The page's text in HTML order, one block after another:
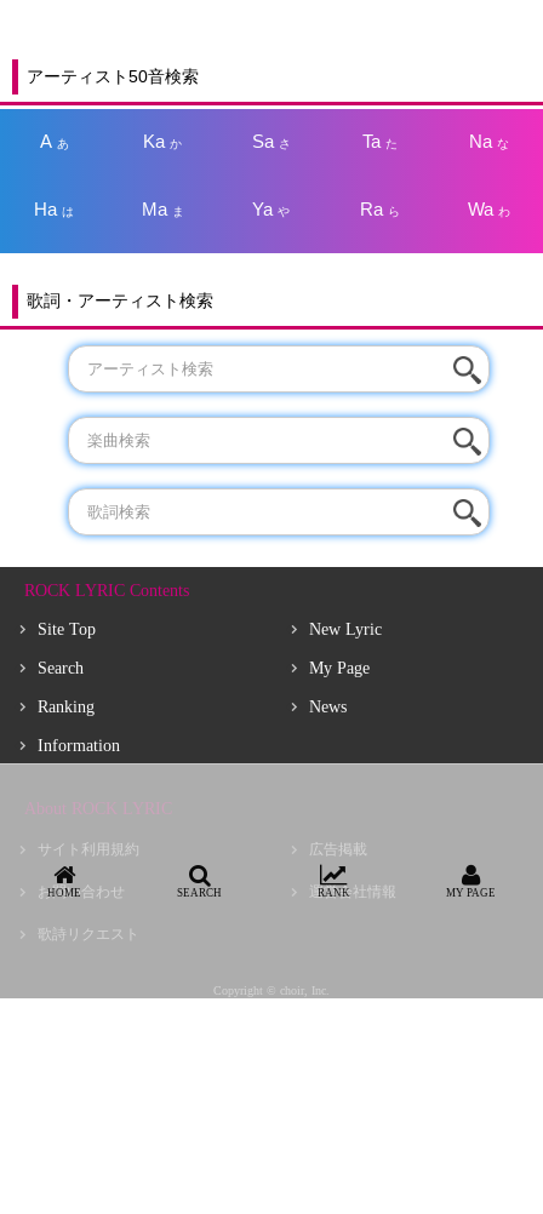
アーティスト50音検索
A あ Kaか Sa さ Taた Na な
Haは Ma ま Yaや Ra ら Wa わ
歌詞・アーティスト検索
ROCK LYRIC Contents
Site Top
Search
Ranking
Information
New Lyric
My Page
News
About ROCK LYRIC
サイト利用規約
お問い合わせ
歌詩リクエスト
広告掲載
運営会社情報
Copyright © choir, Inc.
HOME SEARCH RANK MY PAGE